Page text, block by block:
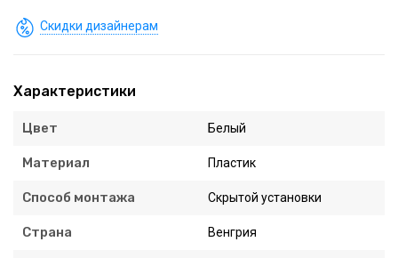
Скидки дизайнерам
Характеристики
Цвет Белый
Материал Пластик
Способ монтажа Скрытой установки
Страна Венгрия